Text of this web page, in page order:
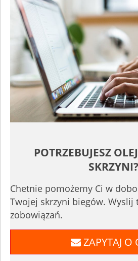
POTRZEBUJESZ
SKRZYNI?
Chetnie pomożemy Ci w
Twojej skrzyni biegów. Wyslij
zobowiązań.
ZAPYTAJ O